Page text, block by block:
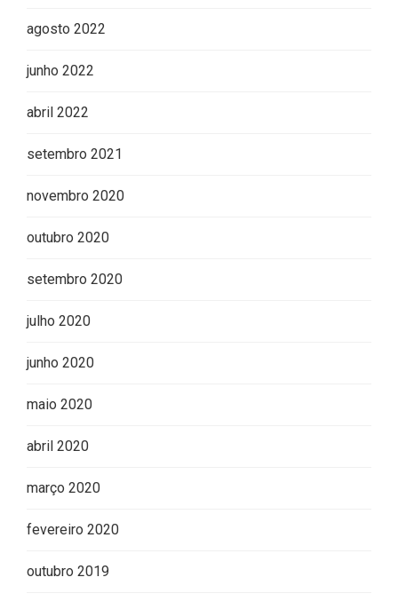
agosto 2022
junho 2022
abril 2022
setembro 2021
novembro 2020
outubro 2020
setembro 2020
julho 2020
junho 2020
maio 2020
abril 2020
março 2020
fevereiro 2020
outubro 2019